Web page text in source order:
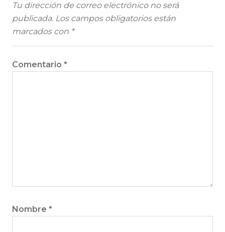
Tu dirección de correo electrónico no será
publicada. Los campos obligatorios están
marcados con *
Comentario *
Nombre *